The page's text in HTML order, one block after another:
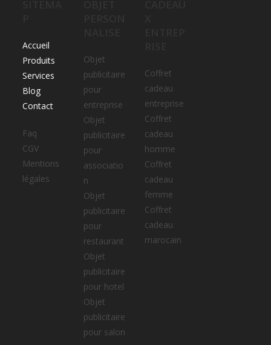
Accueil
Produits
Services
Blog
Contact
Faq
CGV
Mentions
légales
Objet
publicitaire
pour
entreprise
Objet
publicitaire
pour
associatio
n
Objet
publicitaire
pour
restaurant
Objet
publicitaire
pour hotel
Objet
publicitaire
pour salon
Coffret
cadeau
entreprise
Coffret
cadeau
homme
Coffret
cadeau
femme
Coffret
cadeau
marocain